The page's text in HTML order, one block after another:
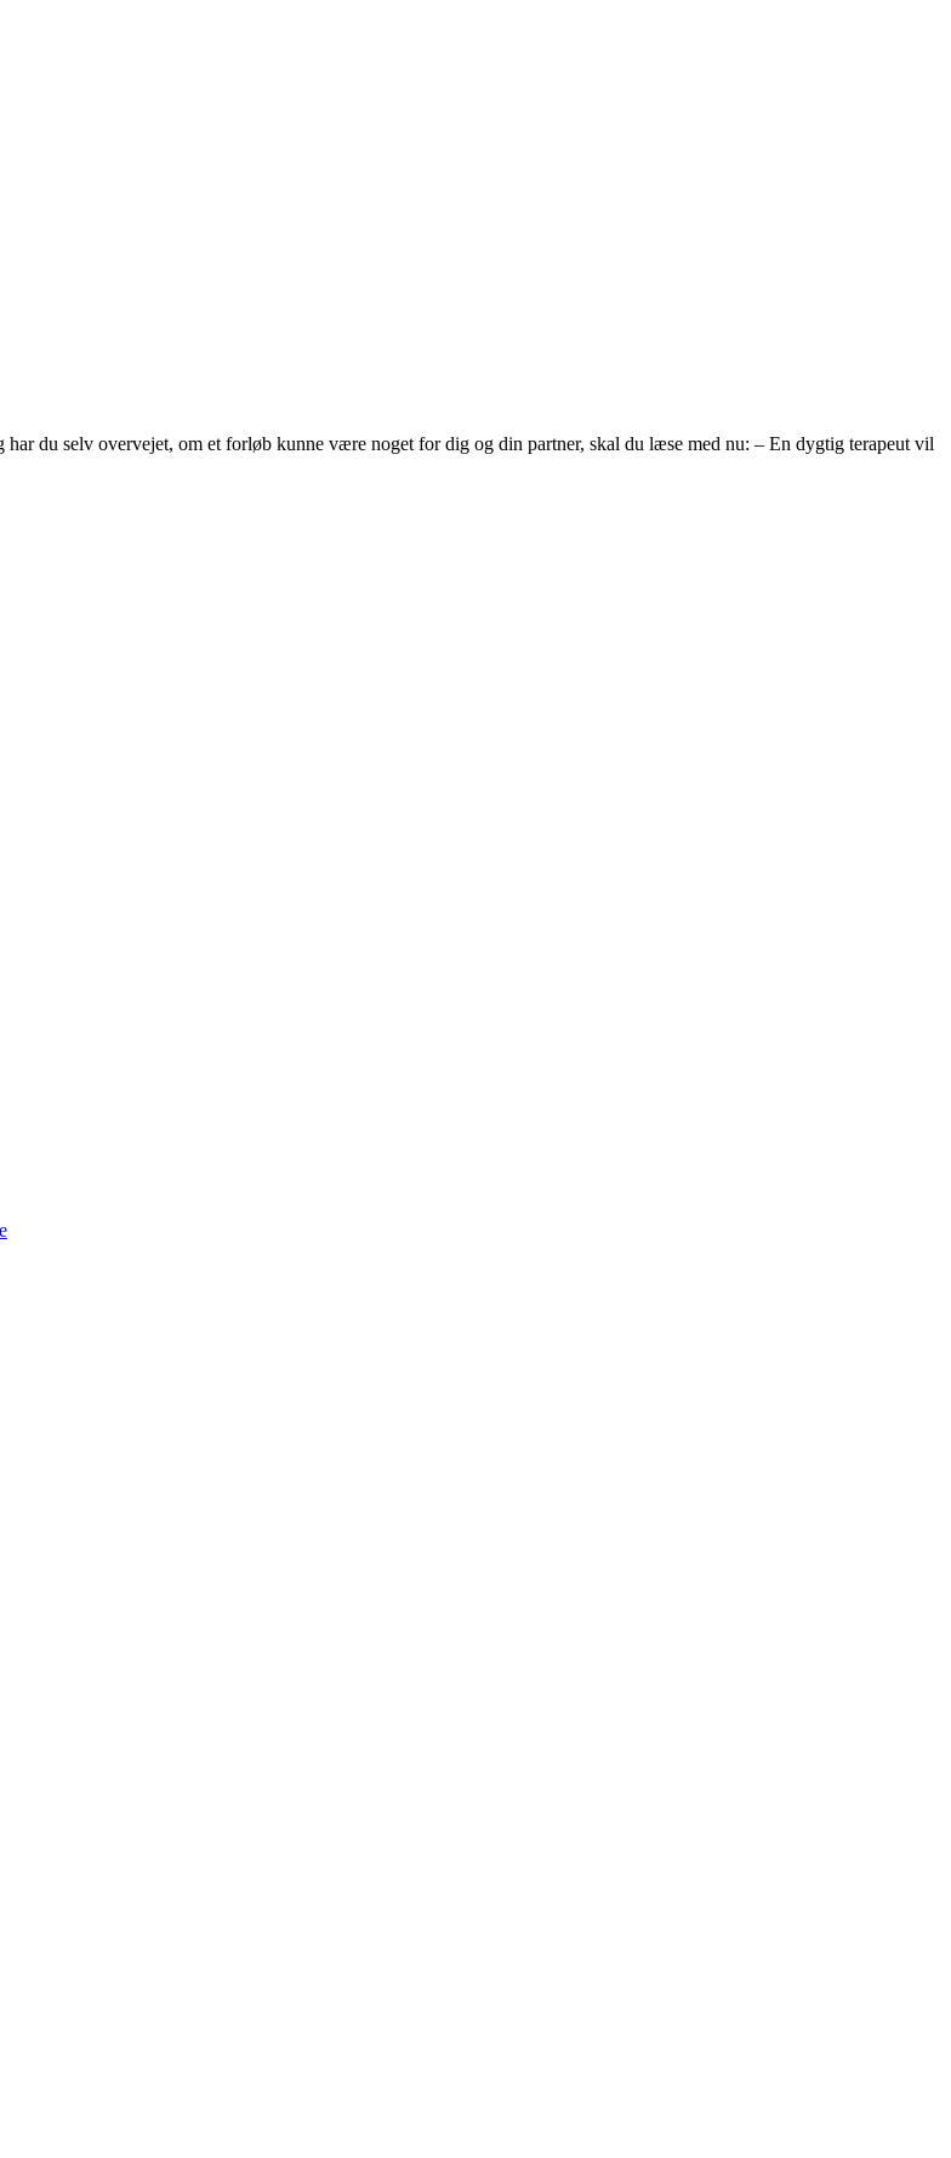
du selv overvejet, om et forløb kunne være noget for dig og din partner, skal du læse med nu: – En dygtig terapeut vil